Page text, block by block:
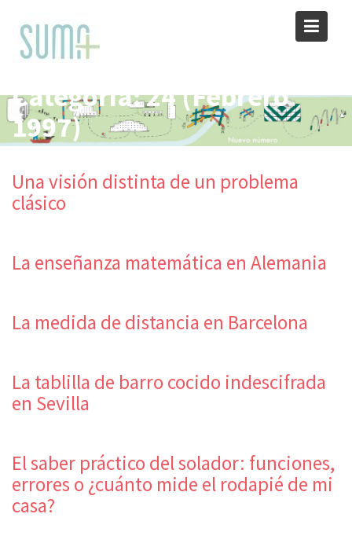
content
Categoría:24 (Febrero
1997)
Una visión distinta de un problema
clásico
La enseñanza matemática en Alemania
La medida de distancia en Barcelona
La tablilla de barro cocido indescifrada
en Sevilla
El saber práctico del solador: funciones,
errores o ¿cuánto mide el rodapié de mi
casa?